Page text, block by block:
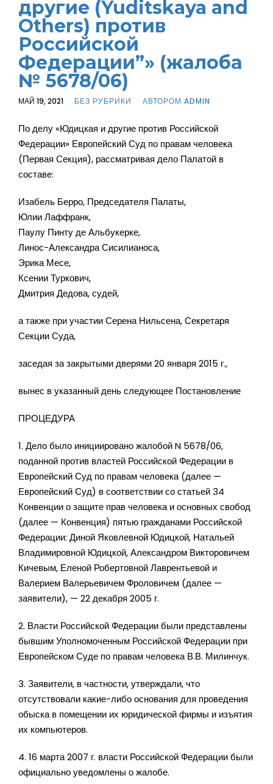
другие (Yuditskaya and
Others) против
Российской
Федерации”» (жалоба
№ 5678/06)
МАЙ 19, 2021 БЕЗ РУБРИКИ АВТОРОМ ADMIN
По делу «Юдицкая и другие против Российской
Федерации» Европейский Суд по правам человека
(Первая Секция), рассматривая дело Палатой в
составе:
Изабель Берро, Председателя Палаты,
Юлии Лаффранк,
Паулу Пинту де Альбукерке,
Линос-Александра Сисилианоса,
Эрика Месе,
Ксении Туркович,
Дмитрия Дедова, судей,
а также при участии Серена Нильсена, Секретаря
Секции Суда,
заседая за закрытыми дверями 20 января 2015 г.,
вынес в указанный день следующее Постановление
ПРОЦЕДУРА
1. Дело было инициировано жалобой N 5678/06,
поданной против властей Российской Федерации в
Европейский Суд по правам человека (далее —
Европейский Суд) в соответствии со статьей 34
Конвенции о защите прав человека и основных свобод
(далее — Конвенция) пятью гражданами Российской
Федерации: Диной Яковлевной Юдицкой, Натальей
Владимировной Юдицкой, Александром Викторовичем
Кичевым, Еленой Робертовной Лаврентьевой и
Валерием Валерьевичем Фроловичем (далее —
заявители), — 22 декабря 2005 г.
2. Власти Российской Федерации были представлены
бывшим Уполномоченным Российской Федерации при
Европейском Суде по правам человека В.В. Милинчук.
3. Заявители, в частности, утверждали, что
отсутствовали какие-либо основания для проведения
обыска в помещении их юридической фирмы и изъятия
их компьютеров.
4. 16 марта 2007 г. власти Российской Федерации были
официально уведомлены о жалобе.